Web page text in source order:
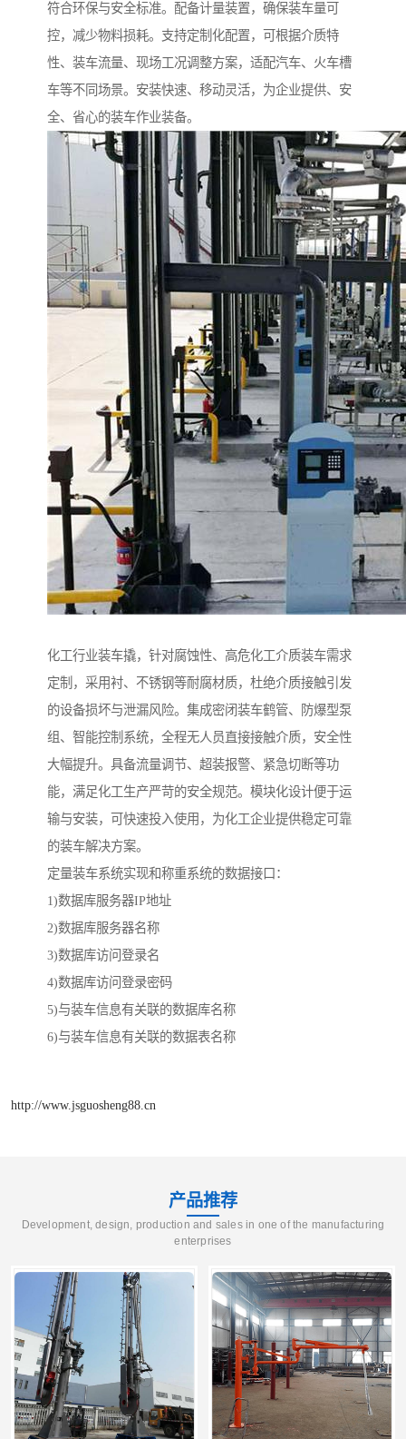
符合环保与安全标准。配备计量装置，确保装车量可
控，减少物料损耗。支持定制化配置，可根据介质特
性、装车流量、现场工况调整方案，适配汽车、火车槽
车等不同场景。安装快速、移动灵活，为企业提供、安
全、省心的装车作业装备。
化工行业装车撬，针对腐蚀性、高危化工介质装车需求
定制，采用衬、不锈钢等耐腐材质，杜绝介质接触引发
的设备损坏与泄漏风险。集成密闭装车鹤管、防爆型泵
组、智能控制系统，全程无人员直接接触介质，安全性
大幅提升。具备流量调节、超装报警、紧急切断等功
能，满足化工生产严苛的安全规范。模块化设计便于运
输与安装，可快速投入使用，为化工企业提供稳定可靠
的装车解决方案。
定量装车系统实现和称重系统的数据接口：
1)数据库服务器IP地址
2)数据库服务器名称
3)数据库访问登录名
4)数据库访问登录密码
5)与装车信息有关联的数据库名称
6)与装车信息有关联的数据表名称
http://www.jsguosheng88.cn
产品推荐
Development, design, production and sales in one of the manufacturing
enterprises